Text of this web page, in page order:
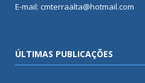
E-mail: cmterraalta@hotmail.com
ÚLTIMAS PUBLICAÇÕES